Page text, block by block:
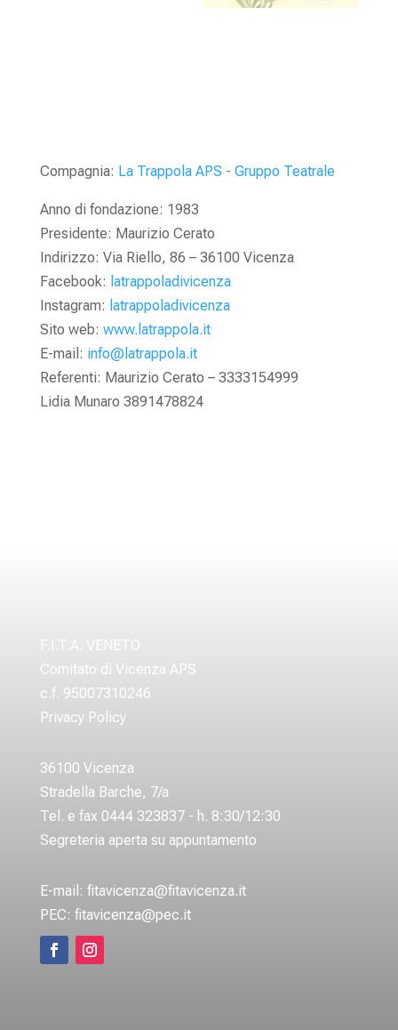
Compagnia: La Trappola APS - Gruppo Teatrale
Anno di fondazione: 1983
Presidente: Maurizio Cerato
Indirizzo: Via Riello, 86 – 36100 Vicenza
Facebook: latrappoladivicenza
Instagram: latrappoladivicenza
Sito web: www.latrappola.it
E-mail: info@latrappola.it
Referenti: Maurizio Cerato – 3333154999
Lidia Munaro 3891478824
F.I.T.A. VENETO
Comitato di Vicenza APS
c.f. 95007310246
Privacy Policy
36100 Vicenza
Stradella Barche, 7/a
Tel. e fax 0444 323837 - h. 8:30/12:30
Segreteria aperta su appuntamento
E-mail: fitavicenza@fitavicenza.it
PEC: fitavicenza@pec.it